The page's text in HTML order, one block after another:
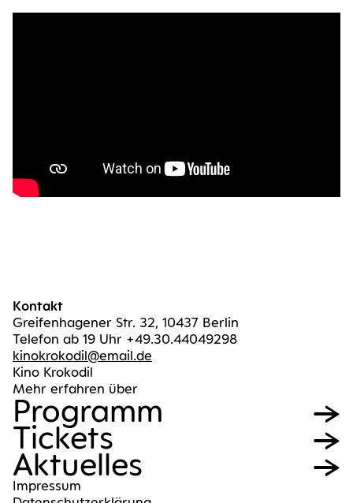
Kontakt
Greifenhagener Str. 32, 10437 Berlin
Telefon ab 19 Uhr +49.30.44049298
kinokrokodil@email.de
Kino Krokodil
Mehr erfahren über
Pro­gramm
Tickets
Aktu­el­les
Impres­sum